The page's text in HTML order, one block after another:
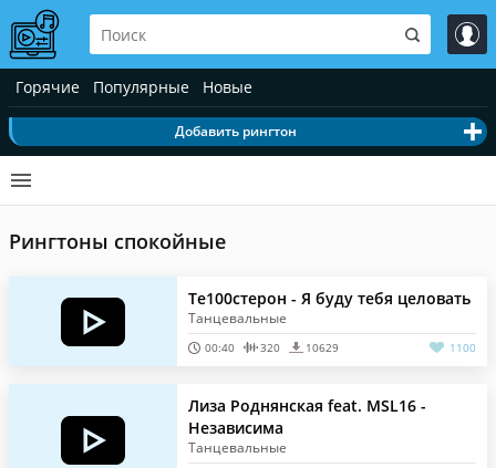
Горячие Популярные Новые
Добавить рингтон
Рингтоны спокойные
Те100стерон - Я буду тебя целовать
Танцевальные
00:40 320 10629 1100
Лиза Роднянская feat. MSL16 -
Независима
Танцевальные